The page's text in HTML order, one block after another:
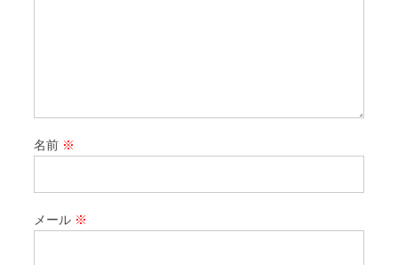
名前 ※
メール ※